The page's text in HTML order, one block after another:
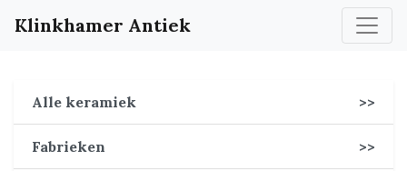
Klinkhamer Antiek
Alle keramiek >>
Fabrieken >>